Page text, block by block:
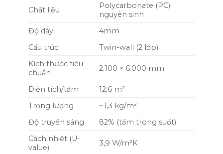
Chất liệu
Polycarbonate (PC)
nguyên sinh
Độ dày
4mm
Cấu trúc
Twin-wall (2 lớp)
Kích thước tiêu
chuẩn
2.100 × 6.000 mm
Diện tích/tấm
12,6 m²
Trọng lượng
~1,3 kg/m²
Độ truyền sáng
82% (tấm trong suốt)
Cách nhiệt (U-
value)
3,9 W/m²K